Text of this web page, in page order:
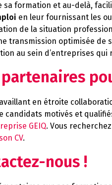
formation et au-delà,
en leur fournissant les
de la situation
transmission optimisée de
au sein d’entreprises
en étroite
motivés et
GEIQ. Vous
CV.
nous !